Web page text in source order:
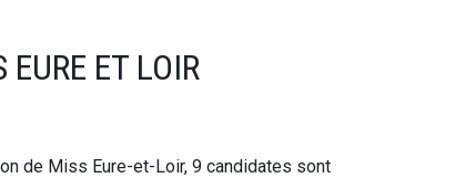
ET LOIR
de Miss Eure-et-Loir, 9 candidates sont